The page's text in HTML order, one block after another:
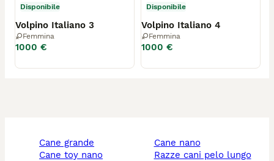
Disponibile
Volpino Italiano 3
Femmina
1000 €
Disponibile
Volpino Italiano 4
Femmina
1000 €
cane grande
cane toy nano
cane nano
razze cani pelo lungo